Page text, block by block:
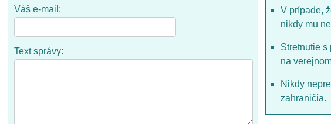
Váš e-mail:
Text správy:
V prípade,
nikdy mu
Stretnutie
na
Nikdy
zahraničia.